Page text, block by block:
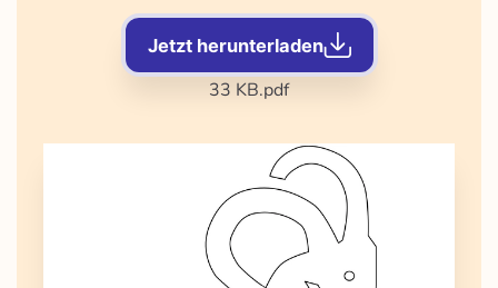
Jetzt herunterladen
33 KB.pdf